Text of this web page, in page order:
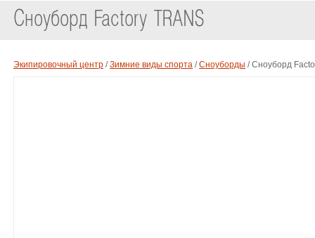
Сноуборд Factory TRANS
Экипировочный центр /Зимние виды спорта /Сноуборды /Сноуборд